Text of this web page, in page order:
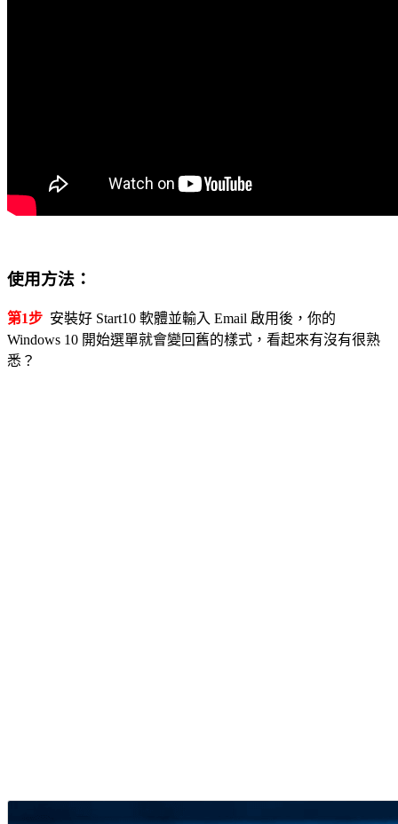
使用方法：
第1步 安裝好 Start10 軟體並輸入 Email 啟用後，你的
Windows 10 開始選單就會變回舊的樣式，看起來有沒有很熟
悉？